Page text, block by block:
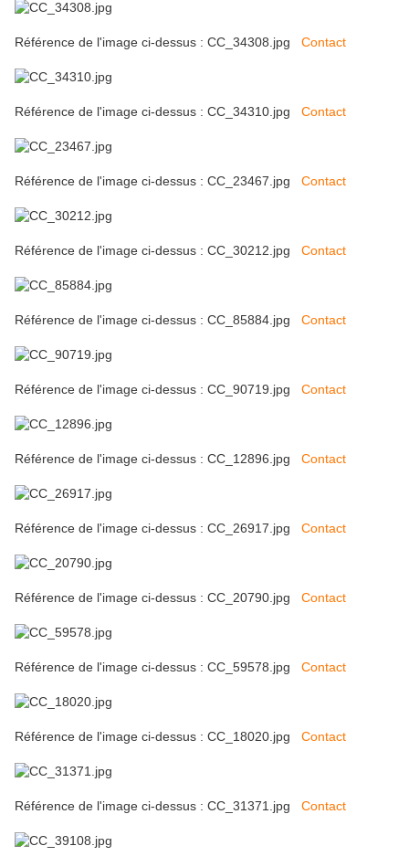
Référence de l'image ci-dessus : CC_34308.jpg Contact
Référence de l'image ci-dessus : CC_34310.jpg Contact
Référence de l'image ci-dessus : CC_23467.jpg Contact
Référence de l'image ci-dessus : CC_30212.jpg Contact
Référence de l'image ci-dessus : CC_85884.jpg Contact
Référence de l'image ci-dessus : CC_90719.jpg Contact
Référence de l'image ci-dessus : CC_12896.jpg Contact
Référence de l'image ci-dessus : CC_26917.jpg Contact
Référence de l'image ci-dessus : CC_20790.jpg Contact
Référence de l'image ci-dessus : CC_59578.jpg Contact
Référence de l'image ci-dessus : CC_18020.jpg Contact
Référence de l'image ci-dessus : CC_31371.jpg Contact